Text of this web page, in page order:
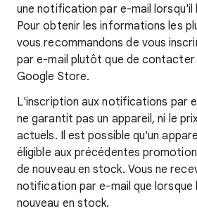
une notification par e-mail lorsqu'il
Pour obtenir les informations les
vous recommandons de vous
par e-mail plutôt que de
Google Store.
L'inscription aux notifications par
ne garantit pas un appareil, ni le
actuels. Il est possible qu'un
éligible aux précédentes
de nouveau en stock. Vous ne
notification par e-mail que lorsque
nouveau en stock.